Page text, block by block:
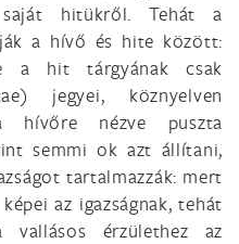
hitükről. Tehát a
a hívő és hite között:
a hit tárgyának csak
jegyei, köznyelven
hívőre nézve puszta
semmi ok azt állítani,
tartalmazzák: mert
az igazságnak, tehát
vallásos érzülethez az